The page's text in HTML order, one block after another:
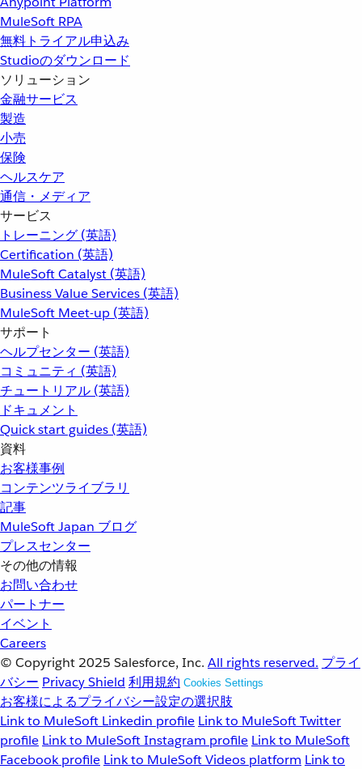
MuleSoft RPA
無料トライアル申込み
Studioのダウンロード
ソリューション
金融サービス
製造
小売
保険
ヘルスケア
通信・メディア
サービス
トレーニング (英語)
Certification (英語)
MuleSoft Catalyst (英語)
Business Value Services (英語)
MuleSoft Meet-up (英語)
サポート
ヘルプセンター (英語)
コミュニティ (英語)
チュートリアル (英語)
ドキュメント
Quick start guides (英語)
資料
お客様事例
コンテンツライブラリ
記事
MuleSoft Japan ブログ
プレスセンター
その他の情報
お問い合わせ
パートナー
イベント
Careers
© Copyright 2025 Salesforce, Inc. All rights reserved. プライ
バシー Privacy Shield 利用規約 Cookies Settings
お客様によるプライバシー設定の選択肢
Link to MuleSoft Linkedin profile Link to MuleSoft Twitter
profile Link to MuleSoft Instagram profile Link to MuleSoft
Facebook profile Link to MuleSoft Videos platform Link to